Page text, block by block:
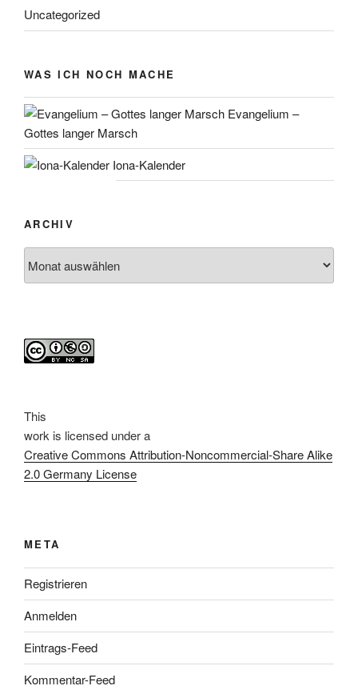
Uncategorized
WAS ICH NOCH MACHE
Evangelium –
Gottes langer Marsch
Iona-Kalender
ARCHIV
This
work is licensed under a
Creative Commons Attribution-Noncommercial-Share Alike
2.0 Germany License
META
Registrieren
Anmelden
Eintrags-Feed
Kommentar-Feed